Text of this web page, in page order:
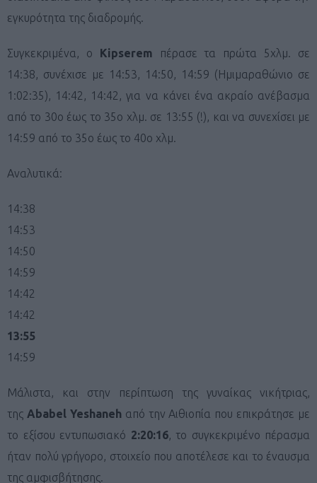
εγκυρότητα της διαδρομής.
Συγκεκριμένα, ο Kipserem πέρασε τα πρώτα 5χλμ. σε
14:38, συνέχισε με 14:53, 14:50, 14:59 (Ημιμαραθώνιο σε
1:02:35), 14:42, 14:42, για να κάνει ένα ακραίο ανέβασμα
από το 30ο έως το 35ο χλμ. σε 13:55 (!), και να συνεχίσει με
14:59 από το 35ο έως το 40ο χλμ.
Αναλυτικά:
14:38
14:53
14:50
14:59
14:42
14:42
13:55
14:59
Μάλιστα, και στην περίπτωση της γυναίκας νικήτριας,
της Ababel Yeshaneh από την Αιθιοπία που επικράτησε με
το εξίσου εντυπωσιακό 2:20:16, το συγκεκριμένο πέρασμα
ήταν πολύ γρήγορο, στοιχείο που αποτέλεσε και το έναυσμα
της αμφισβήτησης.